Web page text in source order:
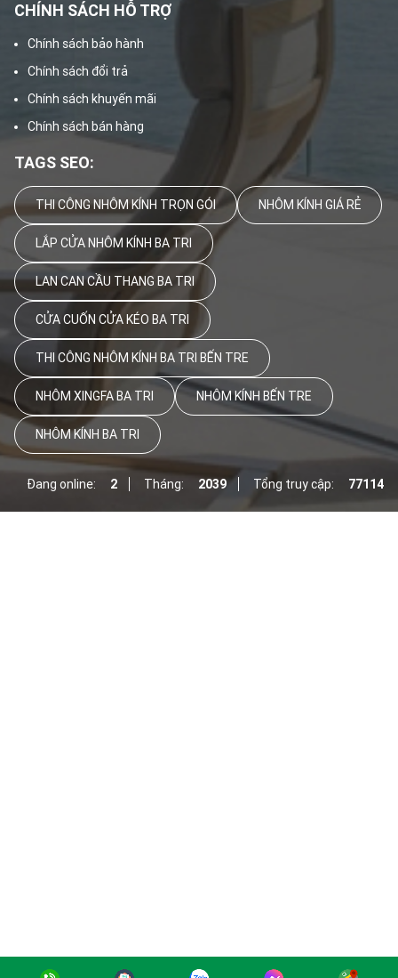
CHÍNH SÁCH HỖ TRỢ
Chính sách bảo hành
Chính sách đổi trả
Chính sách khuyến mãi
Chính sách bán hàng
TAGS SEO:
THI CÔNG NHÔM KÍNH TRỌN GÓI NHÔM KÍNH GIÁ RẺ
LẮP CỬA NHÔM KÍNH BA TRI
LAN CAN CẦU THANG BA TRI
CỬA CUỐN CỬA KÉO BA TRI
THI CÔNG NHÔM KÍNH BA TRI BẾN TRE
NHÔM XINGFA BA TRI NHÔM KÍNH BẾN TRE
NHÔM KÍNH BA TRI
Đang online: 2 Tháng: 2039 Tổng truy cập: 77114